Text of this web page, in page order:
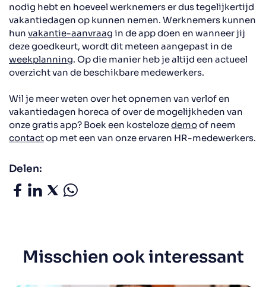
nodig hebt en hoeveel werknemers er dus tegelijkertijd
vakantiedagen op kunnen nemen. Werknemers kunnen
hun vakantie-aanvraag in de app doen en wanneer jij
deze goedkeurt, wordt dit meteen aangepast in de
weekplanning. Op die manier heb je altijd een actueel
overzicht van de beschikbare medewerkers.
Wil je meer weten over het opnemen van verlof en
vakantiedagen horeca of over de mogelijkheden van
onze gratis app? Boek een kostelozedemoof neem
contactop met een van onze ervaren HR-medewerkers.
Delen:
Misschien ook interessant